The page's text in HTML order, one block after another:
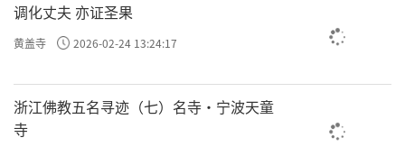
调化丈夫 亦证圣果
黄盖寺 2026-02-24 13:24:17
浙江佛教五名寻迹（七）名寺·宁波天童
寺